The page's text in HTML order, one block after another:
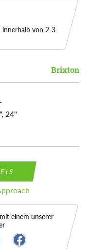
innerhalb von 2-3
Brixton
24"
einem unserer